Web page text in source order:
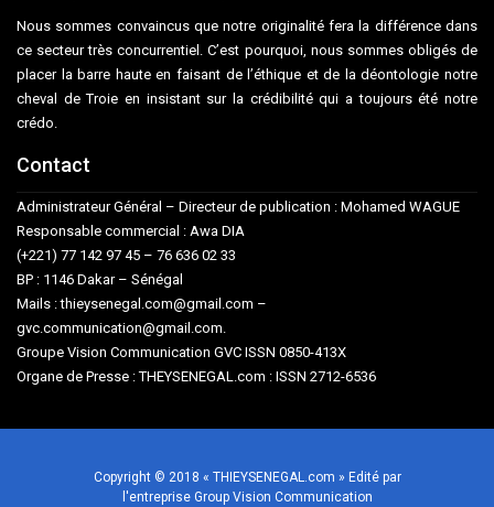
Nous sommes convaincus que notre originalité fera la différence dans
ce secteur très concurrentiel. C’est pourquoi, nous sommes obligés de
placer la barre haute en faisant de l’éthique et de la déontologie notre
cheval de Troie en insistant sur la crédibilité qui a toujours été notre
crédo.
Contact
Administrateur Général – Directeur de publication : Mohamed WAGUE
Responsable commercial : Awa DIA
(+221) 77 142 97 45 – 76 636 02 33
BP : 1146 Dakar – Sénégal
Mails : thieysenegal.com@gmail.com –
gvc.communication@gmail.com.
Groupe Vision Communication GVC ISSN 0850-413X
Organe de Presse : THEYSENEGAL.com : ISSN 2712-6536
Copyright © 2018 « THIEYSENEGAL.com » Edité par
l'entreprise Group Vision Communication